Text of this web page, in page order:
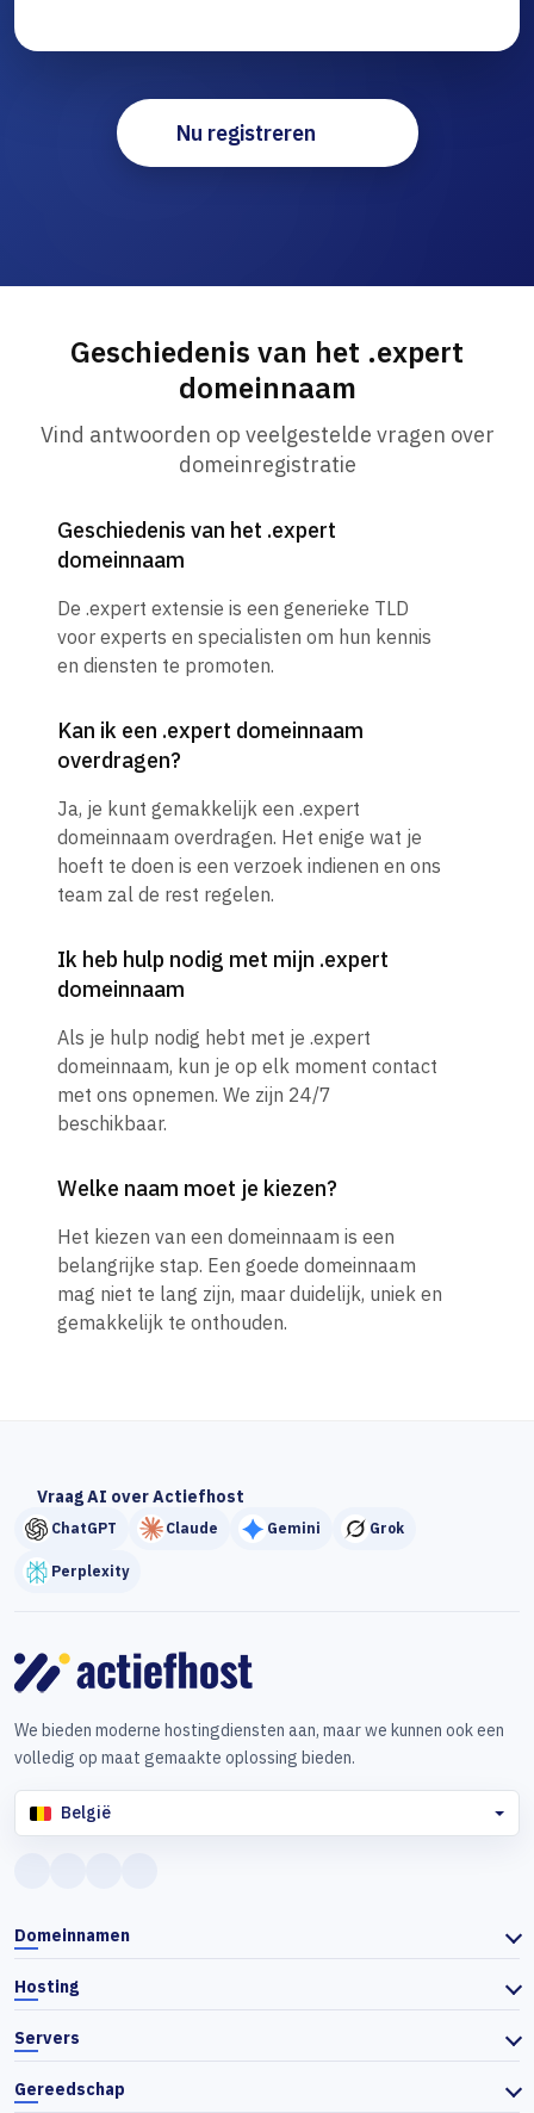
Nu registreren
Geschiedenis van het .expert
domeinnaam
Vind antwoorden op veelgestelde vragen over
domeinregistratie
Geschiedenis van het .expert
domeinnaam
De .expert extensie is een generieke TLD
voor experts en specialisten om hun kennis
en diensten te promoten.
Kan ik een .expert domeinnaam
overdragen?
Ja, je kunt gemakkelijk een .expert
domeinnaam overdragen. Het enige wat je
hoeft te doen is een verzoek indienen en ons
team zal de rest regelen.
Ik heb hulp nodig met mijn .expert
domeinnaam
Als je hulp nodig hebt met je .expert
domeinnaam, kun je op elk moment contact
met ons opnemen. We zijn 24/7
beschikbaar.
Welke naam moet je kiezen?
Het kiezen van een domeinnaam is een
belangrijke stap. Een goede domeinnaam
mag niet te lang zijn, maar duidelijk, uniek en
gemakkelijk te onthouden.
Vraag AI over Actiefhost
ChatGPT Claude Gemini Grok
Perplexity
We bieden moderne hostingdiensten aan, maar we kunnen ook een
volledig op maat gemaakte oplossing bieden.
België
Domeinnamen
Hosting
Servers
Gereedschap